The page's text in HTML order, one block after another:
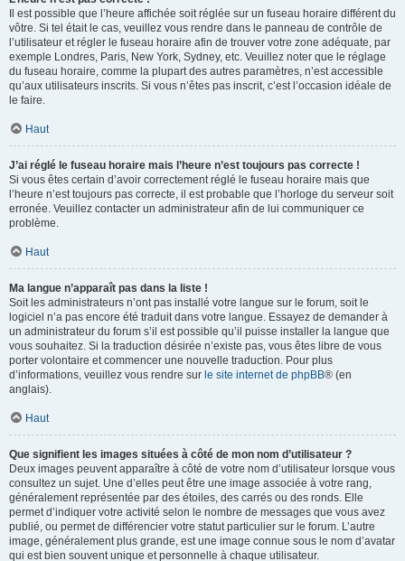
Il est possible que l’heure affichée soit réglée sur un fuseau horaire différent du
vôtre. Si tel était le cas, veuillez vous rendre dans le panneau de contrôle de
l’utilisateur et régler le fuseau horaire afin de trouver votre zone adéquate, par
exemple Londres, Paris, New York, Sydney, etc. Veuillez noter que le réglage
du fuseau horaire, comme la plupart des autres paramètres, n’est accessible
qu’aux utilisateurs inscrits. Si vous n’êtes pas inscrit, c’est l’occasion idéale de
le faire.
Haut
J’ai réglé le fuseau horaire mais l’heure n’est toujours pas correcte !
Si vous êtes certain d’avoir correctement réglé le fuseau horaire mais que
l’heure n’est toujours pas correcte, il est probable que l’horloge du serveur soit
erronée. Veuillez contacter un administrateur afin de lui communiquer ce
problème.
Haut
Ma langue n’apparaît pas dans la liste !
Soit les administrateurs n’ont pas installé votre langue sur le forum, soit le
logiciel n’a pas encore été traduit dans votre langue. Essayez de demander à
un administrateur du forum s’il est possible qu’il puisse installer la langue que
vous souhaitez. Si la traduction désirée n’existe pas, vous êtes libre de vous
porter volontaire et commencer une nouvelle traduction. Pour plus
d’informations, veuillez vous rendre sur le site internet de phpBB® (en
anglais).
Haut
Que signifient les images situées à côté de mon nom d’utilisateur ?
Deux images peuvent apparaître à côté de votre nom d’utilisateur lorsque vous
consultez un sujet. Une d’elles peut être une image associée à votre rang,
généralement représentée par des étoiles, des carrés ou des ronds. Elle
permet d’indiquer votre activité selon le nombre de messages que vous avez
publié, ou permet de différencier votre statut particulier sur le forum. L’autre
image, généralement plus grande, est une image connue sous le nom d’avatar
qui est bien souvent unique et personnelle à chaque utilisateur.